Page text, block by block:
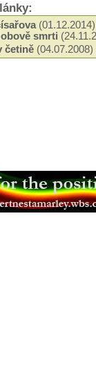
(01.12.2014)
smrti
(04.07.2008)